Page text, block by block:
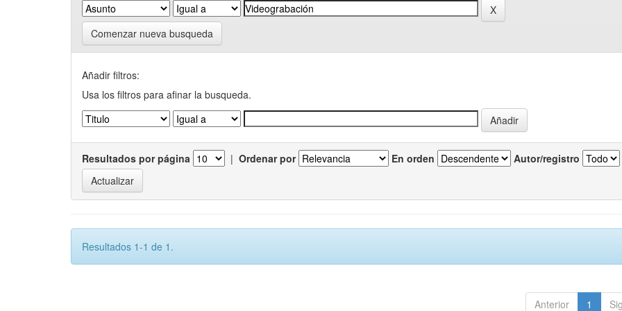
Comenzar nueva busqueda
Añadir filtros:
Usa los filtros para afinar la busqueda.
Resultados por página | Ordenar por En orden Autor/registro
Resultados 1-1 de 1.
Anterior 1